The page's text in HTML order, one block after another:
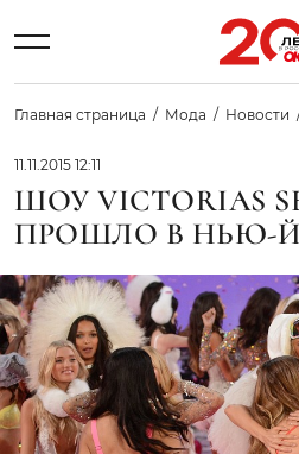
Главная страница Мода Новости
11.11.2015 12:11
ШОУ VICTORIAS
ПРОШЛО В НЬЮ-